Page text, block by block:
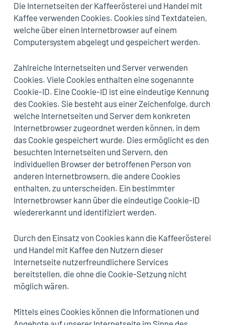
Die Internetseiten der Kaffeerösterei und Handel mit
Kaffee verwenden Cookies. Cookies sind Textdateien,
welche über einen Internetbrowser auf einem
Computersystem abgelegt und gespeichert werden.
Zahlreiche Internetseiten und Server verwenden
Cookies. Viele Cookies enthalten eine sogenannte
Cookie-ID. Eine Cookie-ID ist eine eindeutige Kennung
des Cookies. Sie besteht aus einer Zeichenfolge, durch
welche Internetseiten und Server dem konkreten
Internetbrowser zugeordnet werden können, in dem
das Cookie gespeichert wurde. Dies ermöglicht es den
besuchten Internetseiten und Servern, den
individuellen Browser der betroffenen Person von
anderen Internetbrowsern, die andere Cookies
enthalten, zu unterscheiden. Ein bestimmter
Internetbrowser kann über die eindeutige Cookie-ID
wiedererkannt und identifiziert werden.
Durch den Einsatz von Cookies kann die Kaffeerösterei
und Handel mit Kaffee den Nutzern dieser
Internetseite nutzerfreundlichere Services
bereitstellen, die ohne die Cookie-Setzung nicht
möglich wären.
Mittels eines Cookies können die Informationen und